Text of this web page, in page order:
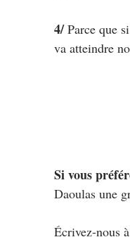
4/ Parce que
va atteindre
Si vous
Daoulas une
Écrivez-nous à